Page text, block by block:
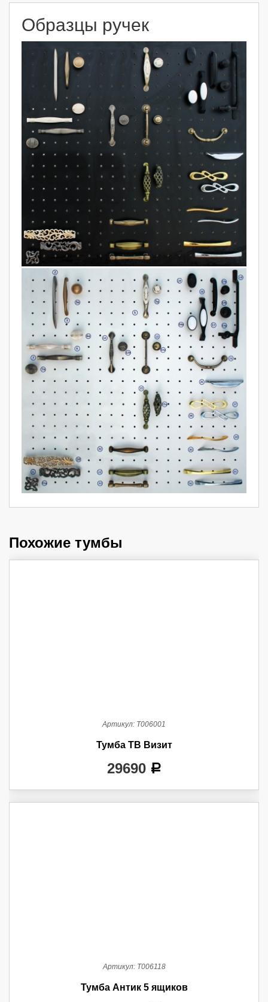
Образцы ручек
Похожие тумбы
Артикул: Т006001
Тумба ТВ Визит
29690 a
Артикул: Т006118
Тумба Антик 5 ящиков